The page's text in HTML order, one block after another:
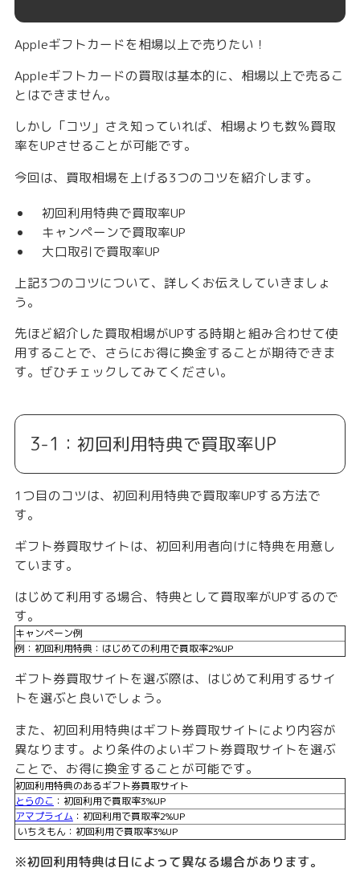
Appleギフトカードを相場以上で売りたい！
Appleギフトカードの買取は基本的に、相場以上で売るこ
とはできません。
しかし「コツ」さえ知っていれば、相場よりも数％買取
率をUPさせることが可能です。
今回は、 買取相場を上げる3つのコツを紹介します。
初回利用特典で買取率UP
キャンペーンで買取率UP
大口取引で買取率UP
上記3つのコツについて、詳しくお伝えしていきましょ
う。
先ほど紹介した買取相場がUPする時期と組み合わせて使
用することで、さらにお得に換金することが期待できま
す。ぜひチェックしてみてください。
3-1：初回利用特典で買取率UP
1つ目のコツは、初回利用特典で買取率UPする方法で
す。
ギフト券買取サイトは、初回利用者向けに特典を用意し
ています。
はじめて利用する場合、特典として買取率がUPするので
す。
キャンペーン例
例：初回利用特典：はじめての利用で買取率2%UP
ギフト券買取サイトを選ぶ際は、はじめて利用するサイ
トを選ぶと良いでしょう。
また、初回利用特典はギフト券買取サイトにより内容が
異なります。より条件のよいギフト券買取サイトを選ぶ
ことで、お得に換金することが可能です。
初回利用特典のあるギフト券買取サイト
とらのこ ：初回利用で買取率3%UP
アマプライム ：初回利用で買取率2%UP
いちえもん：初回利用で買取率3%UP
※初回利用特典は日によって異なる場合があります。